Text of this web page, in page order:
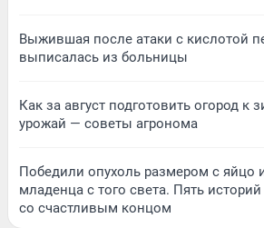
Выжившая после атаки с кислотой
выписалась из больницы
Как за август подготовить огород к
урожай — советы агронома
Победили опухоль размером с яйцо
младенца с того света. Пять
со счастливым концом